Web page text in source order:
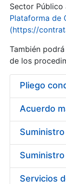
Show/Hide
Sector Público
Plataforma de
(https://
También
de los